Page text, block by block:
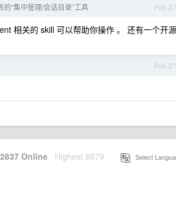
Feb 27
“集中管理/会话目录”工具
相关的 skill 可以帮助你操作 。 还有一个开源
Feb 27
Online Highest 6679 Select